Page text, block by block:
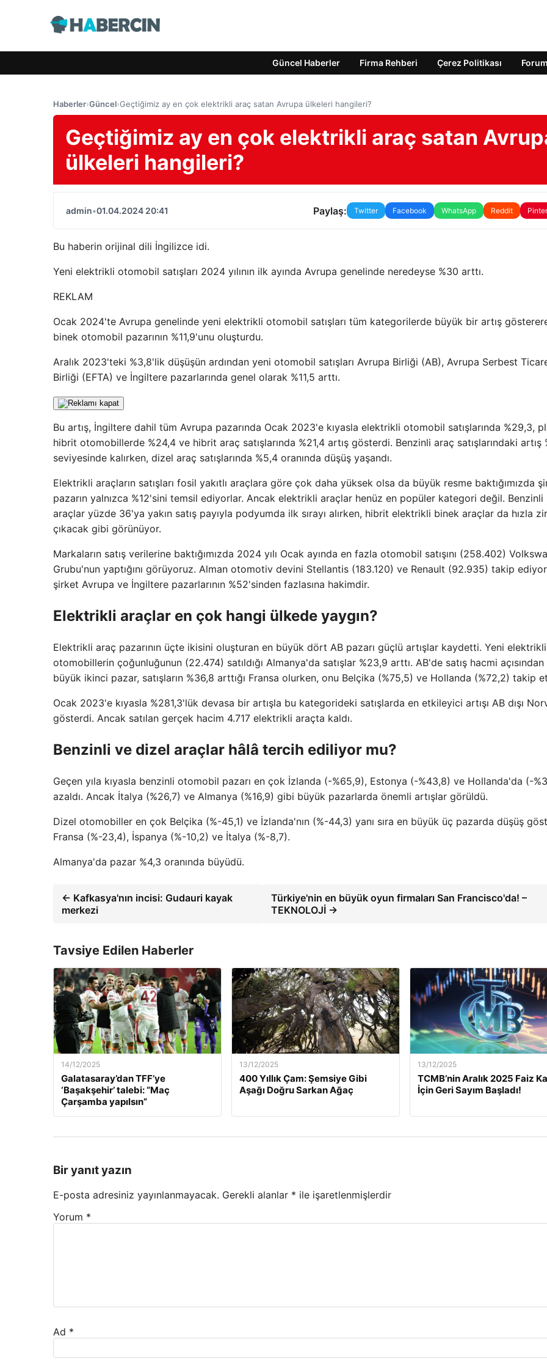
Güncel Haberler Firma Rehberi Çerez Politikası Forum
Haberler›Güncel›Geçtiğimiz ay en çok elektrikli araç satan Avrupa ülkeleri hangileri?
Geçtiğimiz ay en çok elektrikli araç satan
ülkeleri hangileri?
admin•01.04.2024 20:41 Paylaş: Twitter Facebook WhatsApp Reddit
Bu haberin orijinal dili İngilizce idi.
Yeni elektrikli otomobil satışları 2024 yılının ilk ayında Avrupa genelinde neredeyse %30 arttı.
REKLAM
Ocak 2024'te Avrupa genelinde yeni elektrikli otomobil satışları tüm kategorilerde büyük bir artış
binek otomobil pazarının %11,9'unu oluşturdu.
Aralık 2023'teki %3,8'lik düşüşün ardından yeni otomobil satışları Avrupa Birliği (AB), Avrupa Serbest
Birliği (EFTA) ve İngiltere pazarlarında genel olarak %11,5 arttı.
Bu artış, İngiltere dahil tüm Avrupa pazarında Ocak 2023'e kıyasla elektrikli otomobil satışlarında %29,3,
hibrit otomobillerde %24,4 ve hibrit araç satışlarında %21,4 artış gösterdi. Benzinli araç satışlarındaki artış
seviyesinde kalırken, dizel araç satışlarında %5,4 oranında düşüş yaşandı.
Elektrikli araçların satışları fosil yakıtlı araçlara göre çok daha yüksek olsa da büyük resme baktığımızda
pazarın yalnızca %12'sini temsil ediyorlar. Ancak elektrikli araçlar henüz en popüler kategori değil. Benzinli
araçlar yüzde 36'ya yakın satış payıyla podyumda ilk sırayı alırken, hibrit elektrikli binek araçlar da hızla
çıkacak gibi görünüyor.
Markaların satış verilerine baktığımızda 2024 yılı Ocak ayında en fazla otomobil satışını (258.402)
Grubu'nun yaptığını görüyoruz. Alman otomotiv devini Stellantis (183.120) ve Renault (92.935) takip
şirket Avrupa ve İngiltere pazarlarının %52'sinden fazlasına hakimdir.
Elektrikli araçlar en çok hangi ülkede yaygın?
Elektrikli araç pazarının üçte ikisini oluşturan en büyük dört AB pazarı güçlü artışlar kaydetti. Yeni elektrikli
otomobillerin çoğunluğunun (22.474) satıldığı Almanya'da satışlar %23,9 arttı. AB'de satış hacmi açısından
büyük ikinci pazar, satışların %36,8 arttığı Fransa olurken, onu Belçika (%75,5) ve Hollanda (%72,2) takip
Ocak 2023'e kıyasla %281,3'lük devasa bir artışla bu kategorideki satışlarda en etkileyici artışı AB dışı
gösterdi. Ancak satılan gerçek hacim 4.717 elektrikli araçta kaldı.
Benzinli ve dizel araçlar hâlâ tercih ediliyor mu?
Geçen yıla kıyasla benzinli otomobil pazarı en çok İzlanda (-%65,9), Estonya (-%43,8) ve Hollanda'da (-
azaldı. Ancak İtalya (%26,7) ve Almanya (%16,9) gibi büyük pazarlarda önemli artışlar görüldü.
Dizel otomobiller en çok Belçika (%-45,1) ve İzlanda'nın (%-44,3) yanı sıra en büyük üç pazarda düşüş
Fransa (%-23,4), İspanya (%-10,2) ve İtalya (%-8,7).
Almanya'da pazar %4,3 oranında büyüdü.
← Kafkasya'nın incisi: Gudauri kayak
merkezi
Türkiye'nin en büyük oyun firmaları San Francisco'da! –
TEKNOLOJİ →
Tavsiye Edilen Haberler
14/12/2025
Galatasaray’dan TFF’ye
‘Başakşehir’ talebi: “Maç
Çarşamba yapılsın”
13/12/2025
400 Yıllık Çam: Şemsiye Gibi
Aşağı Doğru Sarkan Ağaç
13/12/2025
TCMB’nin Aralık 2025 Faiz
İçin Geri Sayım Başladı!
Bir yanıt yazın
E-posta adresiniz yayınlanmayacak. Gerekli alanlar * ile işaretlenmişlerdir
Yorum *
Ad *